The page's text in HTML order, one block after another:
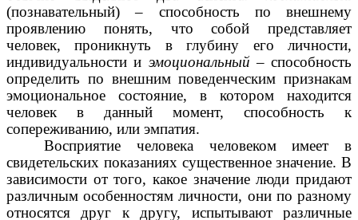
(познавательный) – способность по внешнему
проявлению понять, что собой представляет
человек, проникнуть в глубину его личности,
индивидуальности и эмоциональный– способность
определить по внешним поведенческим признакам
эмоциональное состояние, в котором находится
человек в данный момент, способность к
сопереживанию, или эмпатия.
Восприятие человека человеком имеет в
свидетельских показаниях существенное значение. В
зависимости от того, какое значение люди придают
различным особенностям личности, они по разному
относятся друг к другу, испытывают различные